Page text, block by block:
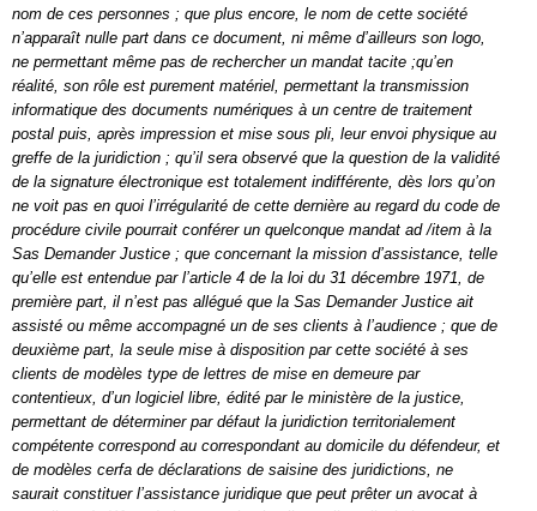
nom de ces personnes ; que plus encore, le nom de cette société
n’apparaît nulle part dans ce document, ni même d’ailleurs son logo,
ne permettant même pas de rechercher un mandat tacite ;qu’en
réalité, son rôle est purement matériel, permettant la transmission
informatique des documents numériques à un centre de traitement
postal puis, après impression et mise sous pli, leur envoi physique au
greffe de la juridiction ; qu’il sera observé que la question de la validité
de la signature électronique est totalement indifférente, dès lors qu’on
ne voit pas en quoi l’irrégularité de cette dernière au regard du code de
procédure civile pourrait conférer un quelconque mandat ad /item à la
Sas Demander Justice ; que concernant la mission d’assistance, telle
qu’elle est entendue par l’article 4 de la loi du 31 décembre 1971, de
première part, il n’est pas allégué que la Sas Demander Justice ait
assisté ou même accompagné un de ses clients à l’audience ; que de
deuxième part, la seule mise à disposition par cette société à ses
clients de modèles type de lettres de mise en demeure par
contentieux, d’un logiciel libre, édité par le ministère de la justice,
permettant de déterminer par défaut la juridiction territorialement
compétente correspond au correspondant au domicile du défendeur, et
de modèles cerfa de déclarations de saisine des juridictions, ne
saurait constituer l’assistance juridique que peut prêter un avocat à